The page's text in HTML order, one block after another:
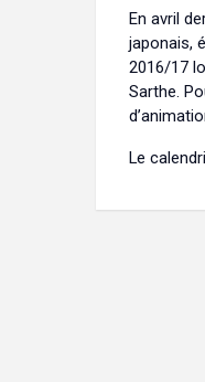
En avril
japonais,
2016/17
Sarthe.
Le